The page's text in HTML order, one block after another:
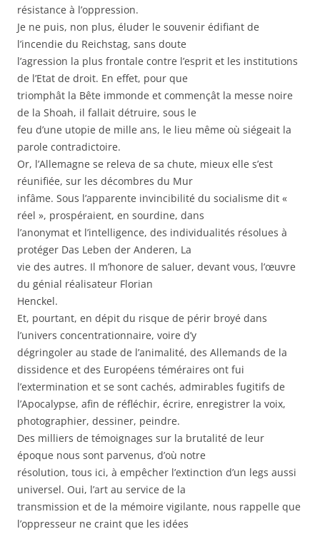
résistance à l’oppression.
Je ne puis, non plus, éluder le souvenir édifiant de
l’incendie du Reichstag, sans doute
l’agression la plus frontale contre l’esprit et les institutions
de l’Etat de droit. En effet, pour que
triomphât la Bête immonde et commençât la messe noire
de la Shoah, il fallait détruire, sous le
feu d’une utopie de mille ans, le lieu même où siégeait la
parole contradictoire.
Or, l’Allemagne se releva de sa chute, mieux elle s’est
réunifiée, sur les décombres du Mur
infâme. Sous l’apparente invincibilité du socialisme dit «
réel », prospéraient, en sourdine, dans
l’anonymat et l’intelligence, des individualités résolues à
protéger Das Leben der Anderen, La
vie des autres. Il m’honore de saluer, devant vous, l’œuvre
du génial réalisateur Florian
Henckel.
Et, pourtant, en dépit du risque de périr broyé dans
l’univers concentrationnaire, voire d’y
dégringoler au stade de l’animalité, des Allemands de la
dissidence et des Européens téméraires ont fui
l’extermination et se sont cachés, admirables fugitifs de
l’Apocalypse, afin de réfléchir, écrire, enregistrer la voix,
photographier, dessiner, peindre.
Des milliers de témoignages sur la brutalité de leur
époque nous sont parvenus, d’où notre
résolution, tous ici, à empêcher l’extinction d’un legs aussi
universel. Oui, l’art au service de la
transmission et de la mémoire vigilante, nous rappelle que
l’oppresseur ne craint que les idées